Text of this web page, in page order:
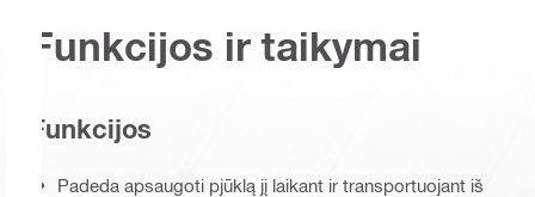
Funkcijos ir taikymai
Funkcijos
Padeda apsaugoti pjūklą jį laikant ir transportuojant iš